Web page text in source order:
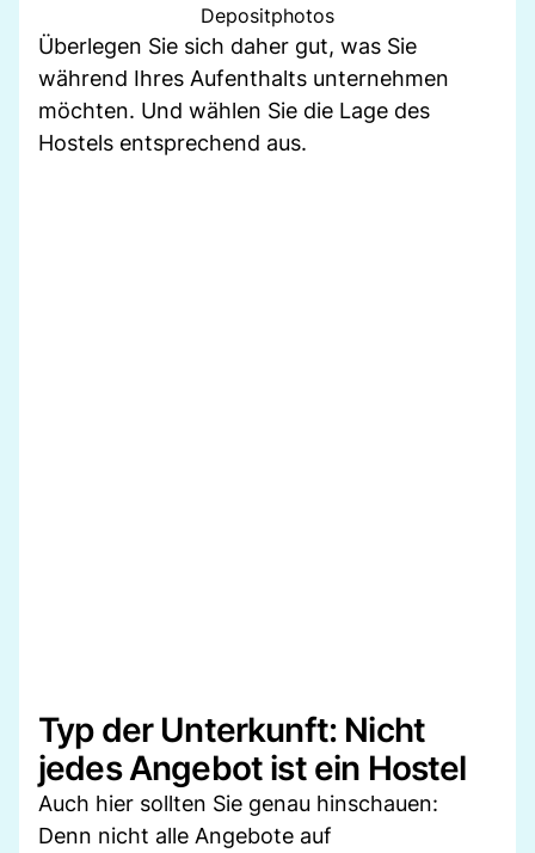
Depositphotos
Überlegen Sie sich daher gut, was Sie
während Ihres Aufenthalts unternehmen
möchten. Und wählen Sie die Lage des
Hostels entsprechend aus.
Typ der Unterkunft: Nicht
jedes Angebot ist ein Hostel
Auch hier sollten Sie genau hinschauen:
Denn nicht alle Angebote auf